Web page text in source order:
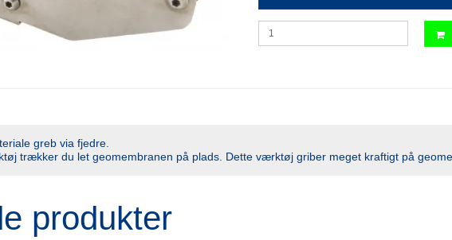
greb via fjedre.
trækker du let geomembranen på plads. Dette værktøj griber meget kraftigt på
produkter